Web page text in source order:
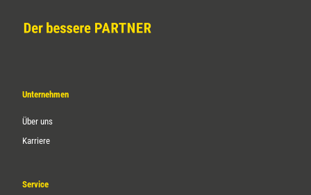
Unternehmen
Über uns
Karriere
Service